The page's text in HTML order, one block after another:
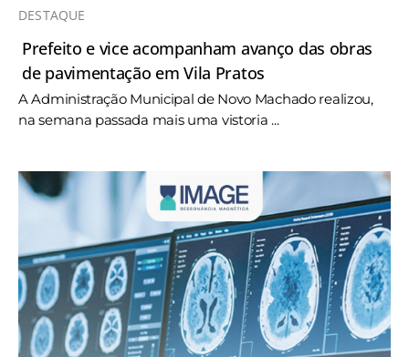
DESTAQUE
Prefeito e vice acompanham avanço das obras
de pavimentação em Vila Pratos
A Administração Municipal de Novo Machado realizou,
na semana passada mais uma vistoria ...